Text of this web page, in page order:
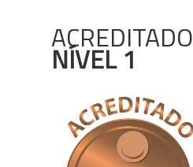
ACREDITADO
NÍVEL 1